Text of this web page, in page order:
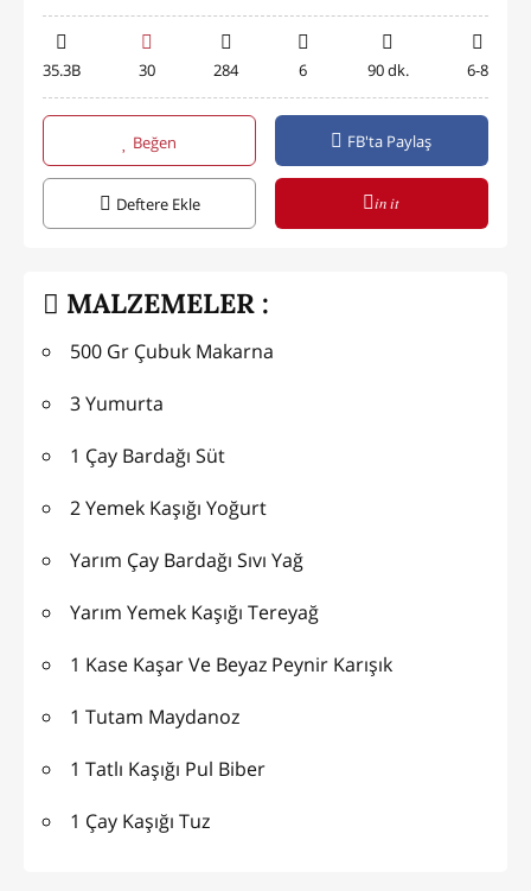
35.3B 30 284 6 90 dk. 6-8
Beğen FB'ta Paylaş
Deftere Ekle in it
MALZEMELER :
500 Gr Çubuk Makarna
3 Yumurta
1 Çay Bardağı Süt
2 Yemek Kaşığı Yoğurt
Yarım Çay Bardağı Sıvı Yağ
Yarım Yemek Kaşığı Tereyağ
1 Kase Kaşar Ve Beyaz Peynir Karışık
1 Tutam Maydanoz
1 Tatlı Kaşığı Pul Biber
1 Çay Kaşığı Tuz